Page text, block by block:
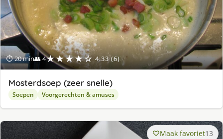
⏱ 20 min👥 4★★★★☆ 4.33 (6)
Mosterdsoep (zeer snelle)
Soepen Voorgerechten & amuses
Maak favoriet13